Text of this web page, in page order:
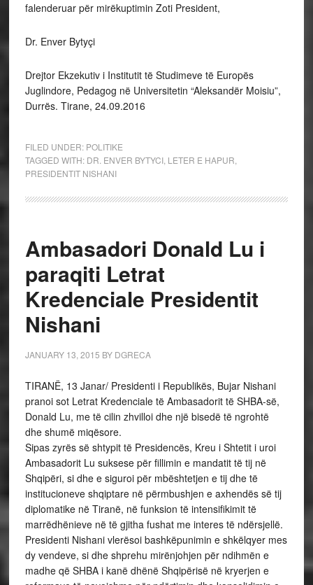
falenderuar për mirëkuptimin Zoti President,
Dr. Enver Bytyçi
Drejtor Ekzekutiv i Institutit të Studimeve të Europës
Juglindore, Pedagog në Universitetin “Aleksandër Moisiu”,
Durrës. Tirane, 24.09.2016
FILED UNDER: POLITIKE
TAGGED WITH: DR. ENVER BYTYCI, LETER E HAPUR
PRESIDENTIT NISHANI
Ambasadori Donald Lu i
paraqiti Letrat
Kredenciale Presidentit
Nishani
JANUARY 13, 2015 BY DGRECA
TIRANË, 13 Janar/ Presidenti i Republikës, Bujar Nishani
pranoi sot Letrat Kredenciale të Ambasadorit të SHBA-së,
Donald Lu, me të cilin zhvilloi dhe një bisedë të ngrohtë
dhe shumë miqësore.
Sipas zyrës së shtypit të Presidencës, Kreu i Shtetit i uroi
Ambasadorit Lu suksese për fillimin e mandatit të tij në
Shqipëri, si dhe e siguroi për mbështetjen e tij dhe të
institucioneve shqiptare në përmbushjen e axhendës së tij
diplomatike në Tiranë, në funksion të intensifikimit të
marrëdhënieve në të gjitha fushat me interes të ndërsjellë.
Presidenti Nishani vlerësoi bashkëpunimin e shkëlqyer mes
dy vendeve, si dhe shprehu mirënjohjen për ndihmën e
madhe që SHBA i kanë dhënë Shqipërisë në kryerjen e